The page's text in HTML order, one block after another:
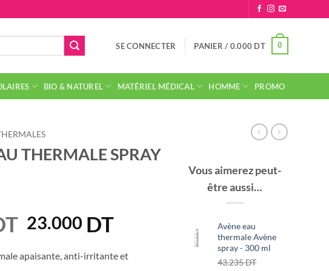
SE CONNECTER PANIER / 0.000 DT 0
BIO & NATUREL MATÉRIEL MÉDICAL HOMME PROMO
THERMALE SPRAY
Le
initial
23.000 DTLe
actuel
apaisante, anti-irritante et
Vous aimerez peut-
être aussi…
Avène eau
thermale Avène
spray - 300 ml
43.235DT